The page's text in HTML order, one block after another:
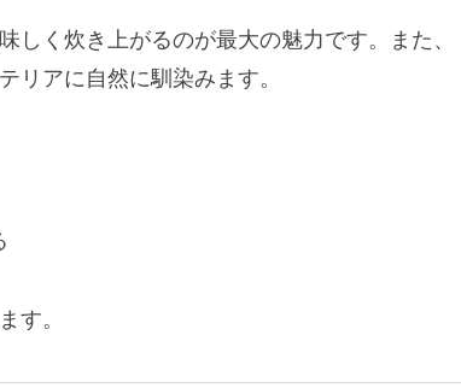
しく炊き上がるのが最大の魅力です。また、
リアに自然に馴染みます。
す。